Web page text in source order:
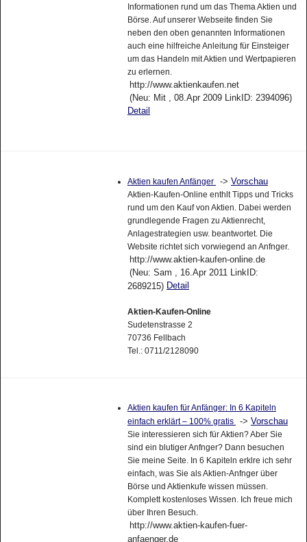
Informationen rund um das Thema Aktien und
Börse. Auf unserer Webseite finden Sie
neben den oben genannten Informationen
auch eine hilfreiche Anleitung für Einsteiger
um das Handeln mit Aktien und Wertpapieren
zu erlernen.
http://www.aktienkaufen.net
(Neu: Mit , 08.Apr 2009 LinkID: 2394096)
Detail
Aktien kaufen Anfänger -> Vorschau
Aktien-Kaufen-Online enthlt Tipps und Tricks
rund um den Kauf von Aktien. Dabei werden
grundlegende Fragen zu Aktienrecht,
Anlagestrategien usw. beantwortet. Die
Website richtet sich vorwiegend an Anfnger.
http://www.aktien-kaufen-online.de
(Neu: Sam , 16.Apr 2011 LinkID:
2689215) Detail
Aktien-Kaufen-Online
Sudetenstrasse 2
70736 Fellbach
Tel.: 0711/2128090
Aktien kaufen für Anfänger: In 6 Kapiteln
einfach erklärt – 100% gratis
-> Vorschau
Sie interessieren sich für Aktien? Aber Sie
sind ein blutiger Anfnger? Dann besuchen
Sie meine Seite. In 6 Kapiteln erklre ich sehr
einfach, was Sie als Aktien-Anfnger über
Börse und Aktienkufe wissen müssen.
Komplett kostenloses Wissen. Ich freue mich
über Ihren Besuch.
http://www.aktien-kaufen-fuer-
anfaenger.de